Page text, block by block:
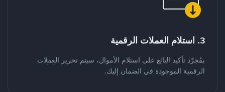
3. استلام العملات الرقمية
بمُجرّد تأكيد البائع على استلام الأموال، سيتم تحرير العملات
الرقمية الموجودة في الضمان إليك.